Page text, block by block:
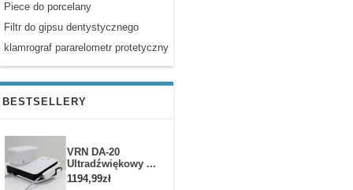
Piece do porcelany
Filtr do gipsu dentystycznego
klamrograf pararelometr protetyczny
BESTSELLERY
VRN DA-20
Ultradźwiękowy ...
1194,99zł